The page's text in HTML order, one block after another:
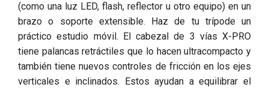
(como una luz LED, flash, reflector u otro equipo) en un
brazo o soporte extensible. Haz de tu trípode un
práctico estudio móvil. El cabezal de 3 vías X-PRO
tiene palancas retráctiles que lo hacen ultracompacto y
también tiene nuevos controles de fricción en los ejes
verticales e inclinados. Estos ayudan a equilibrar el